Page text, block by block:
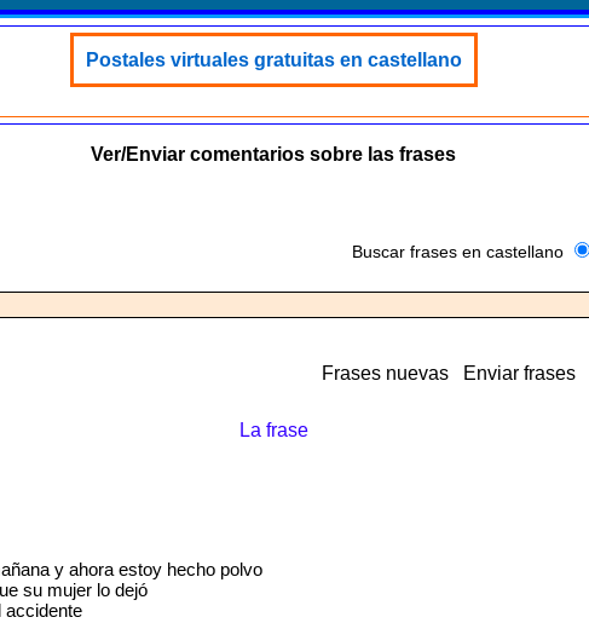
Postales virtuales gratuitas en castellano
Ver/Enviar comentarios sobre las frases
Buscar frases en castellano
Frases nuevas Enviar frases
La frase
y ahora estoy hecho polvo
su mujer lo dejó
accidente